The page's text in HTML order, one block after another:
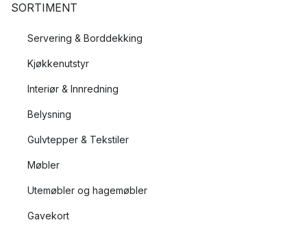
SORTIMENT
Servering & Borddekking
Kjøkkenutstyr
Interiør & Innredning
Belysning
Gulvtepper & Tekstiler
Møbler
Utemøbler og hagemøbler
Gavekort